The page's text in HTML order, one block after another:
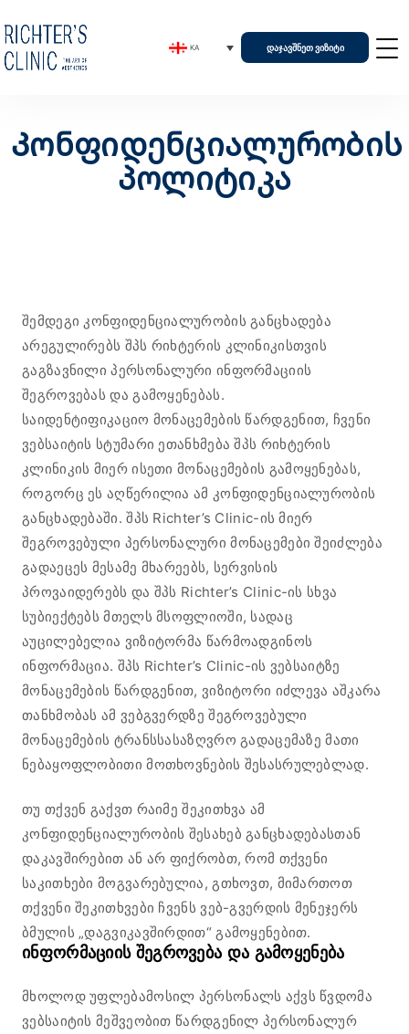
KA ᲓᲐᲯᲐᲕᲨᲜᲔᲗ ᲕᲘᲖᲘᲢᲘ
Კონფიდენციალურობის
პოლიტიკა
შემდეგი კონფიდენციალურობის განცხადება
არეგულირებს შპს რიხტერის კლინიკისთვის
გაგზავნილი პერსონალური ინფორმაციის
შეგროვებას და გამოყენებას.
საიდენტიფიკაციო მონაცემების წარდგენით, ჩვენი
ვებსაიტის სტუმარი ეთანხმება შპს რიხტერის
კლინიკის მიერ ისეთი მონაცემების გამოყენებას,
როგორც ეს აღწერილია ამ კონფიდენციალურობის
განცხადებაში. შპს Richter’s Clinic-ის მიერ
შეგროვებული პერსონალური მონაცემები შეიძლება
გადაეცეს მესამე მხარეებს, სერვისის
პროვაიდერებს და შპს Richter’s Clinic-ის სხვა
სუბიექტებს მთელს მსოფლიოში, სადაც
აუცილებელია ვიზიტორმა წარმოადგინოს
ინფორმაცია. შპს Richter’s Clinic-ის ვებსაიტზე
მონაცემების წარდგენით, ვიზიტორი იძლევა აშკარა
თანხმობას ამ ვებგვერდზე შეგროვებული
მონაცემების ტრანსსასაზღვრო გადაცემაზე მათი
ნებაყოფლობითი მოთხოვნების შესასრულებლად.
თუ თქვენ გაქვთ რაიმე შეკითხვა ამ
კონფიდენციალურობის შესახებ განცხადებასთან
დაკავშირებით ან არ ფიქრობთ, რომ თქვენი
საკითხები მოგვარებულია, გთხოვთ, მიმართოთ
თქვენი შეკითხვები ჩვენს ვებ-გვერდის მენეჯერს
ბმულის „დაგვიკავშირდით“ გამოყენებით.
ინფორმაციის შეგროვება და გამოყენება
მხოლოდ უფლებამოსილ პერსონალს აქვს წვდომა
ვებსაიტის მეშვეობით წარდგენილ პერსონალურ